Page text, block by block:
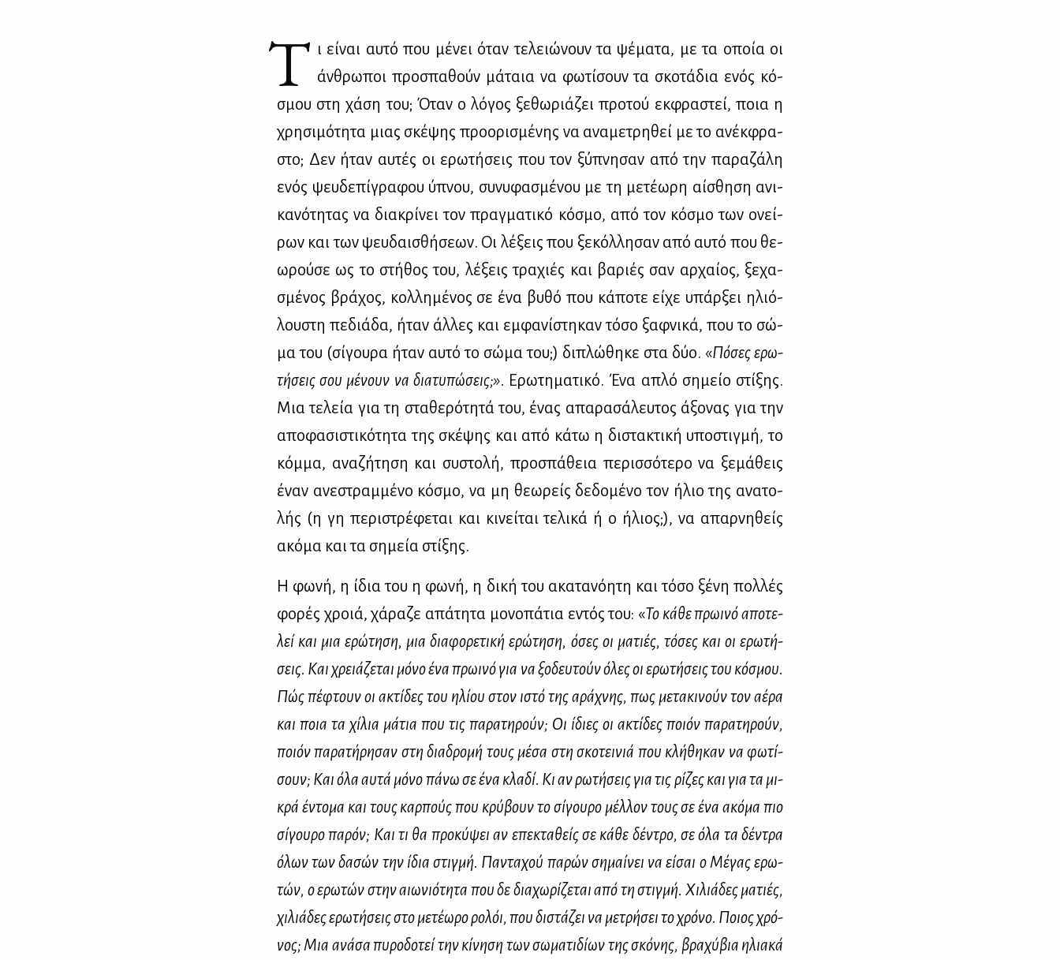
Τ ι εί­ναι αυ­τό που μέ­νει όταν τε­λειώ­νουν τα ψέ­μα­τα, με τα οποία οι
άν­θρω­ποι προ­σπα­θούν μά­ταια να φω­τί­σουν τα σκο­τά­δια ενός κό­
σμου στη χά­ση του; Όταν ο λό­γος ξε­θω­ριά­ζει προ­τού εκ­φρα­στεί, ποια η
χρη­σι­μό­τη­τα μιας σκέ­ψης προ­ο­ρι­σμέ­νης να ανα­με­τρη­θεί με το ανέκ­φρα­
στο; Δεν ήταν αυ­τές οι ερω­τή­σεις που τον ξύ­πνη­σαν από την πα­ρα­ζά­λη
ενός ψευ­δε­πί­γρα­φου ύπνου, συ­νυ­φα­σμέ­νου με τη με­τέ­ω­ρη αί­σθη­ση ανι­
κα­νό­τη­τας να δια­κρί­νει τον πραγ­μα­τι­κό κό­σμο, από τον κό­σμο των ονεί­
ρων και των ψευ­δαι­σθή­σε­ων. Οι λέ­ξεις που ξε­κόλ­λη­σαν από αυ­τό που θε­
ω­ρού­σε ως το στή­θος του, λέ­ξεις τρα­χιές και βα­ριές σαν αρ­χαί­ος, ξε­χα­
σμέ­νος βρά­χος, κολ­λη­μέ­νος σε ένα βυ­θό που κά­πο­τε εί­χε υπάρ­ξει ηλιό­
λου­στη πε­διά­δα, ήταν άλ­λες και εμ­φα­νί­στη­καν τό­σο ξαφ­νι­κά, που το σώ­
μα του (σί­γου­ρα ήταν αυ­τό το σώ­μα του;) δι­πλώ­θη­κε στα δύο. «Πό­σες ερω­
τή­σεις σου μέ­νουν να δια­τυ­πώ­σεις;». Ερω­τη­μα­τι­κό. Ένα απλό ση­μείο στί­ξης.
Μια τε­λεία για τη στα­θε­ρό­τη­τά του, ένας απα­ρα­σά­λευ­τος άξο­νας για την
απο­φα­σι­στι­κό­τη­τα της σκέ­ψης και από κά­τω η δι­στα­κτι­κή υπο­στιγ­μή, το
κόμ­μα, ανα­ζή­τη­ση και συ­στο­λή, προ­σπά­θεια πε­ρισ­σό­τε­ρο να ξε­μά­θεις
έναν ανε­στραμ­μέ­νο κό­σμο, να μη θε­ω­ρείς δε­δο­μέ­νο τον ήλιο της ανα­το­
λής (η γη πε­ρι­στρέ­φε­ται και κι­νεί­ται τε­λι­κά ή ο ήλιος;), να απαρ­νη­θείς
ακό­μα και τα ση­μεία στί­ξης.
Η φω­νή, η ίδια του η φω­νή, η δι­κή του ακα­τα­νό­η­τη και τό­σο ξέ­νη πολ­λές
φο­ρές χροιά, χά­ρα­ζε απά­τη­τα μο­νο­πά­τια εντός του: «Το κά­θε πρω­ι­νό απο­τε­
λεί και μια ερώ­τη­ση, μια δια­φο­ρε­τι­κή ερώ­τη­ση, όσες οι μα­τιές, τό­σες και οι ερω­τή­
σεις. Και χρειά­ζε­ται μό­νο ένα πρω­ι­νό για να ξο­δευ­τούν όλες οι ερω­τή­σεις του κό­σμου.
Πώς πέ­φτουν οι ακτί­δες του ηλί­ου στον ιστό της αρά­χνης, πως με­τα­κι­νούν τον αέ­ρα
και ποια τα χί­λια μά­τια που τις πα­ρα­τη­ρούν; Οι ίδιες οι ακτί­δες ποιόν πα­ρα­τη­ρούν,
ποιόν πα­ρα­τή­ρη­σαν στη δια­δρο­μή τους μέ­σα στη σκο­τει­νιά που κλή­θη­καν να φω­τί­
σουν; Και όλα αυ­τά μό­νο πά­νω σε ένα κλα­δί. Κι αν ρω­τή­σεις για τις ρί­ζες και για τα μι­
κρά έντο­μα και τους καρ­πούς που κρύ­βουν το σί­γου­ρο μέλ­λον τους σε ένα ακό­μα πιο
σί­γου­ρο πα­ρόν; Και τι θα προ­κύ­ψει αν επε­κτα­θείς σε κά­θε δέ­ντρο, σε όλα τα δέ­ντρα
όλων των δα­σών την ίδια στιγ­μή. Πα­ντα­χού πα­ρών ση­μαί­νει να εί­σαι ο Μέ­γας ερω­
τών, ο ερω­τών στην αιω­νιό­τη­τα που δε δια­χω­ρί­ζε­ται από τη στιγ­μή. Χι­λιά­δες μα­τιές,
χι­λιά­δες ερω­τή­σεις στο με­τέ­ω­ρο ρο­λόι, που δι­στά­ζει να με­τρή­σει το χρό­νο. Ποιος χρό­
νος; Μια ανά­σα πυ­ρο­δο­τεί την κί­νη­ση των σω­μα­τι­δί­ων της σκό­νης, βρα­χύ­βια ηλια­κά